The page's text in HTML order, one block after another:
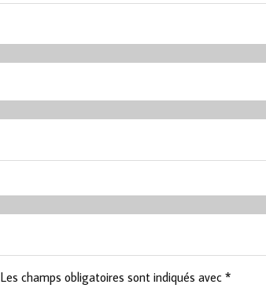
Les champs obligatoires sont indiqués avec *